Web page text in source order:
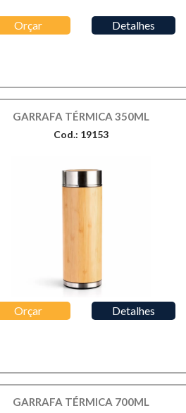
Orçar Detalhes
GARRAFA TÉRMICA 350ML
Cod.: 19153
Orçar Detalhes
GARRAFA TÉRMICA 700ML